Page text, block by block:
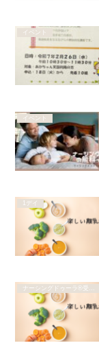
イベント
イベント
1デイ
ナーシングドゥーラ®受講生イベント